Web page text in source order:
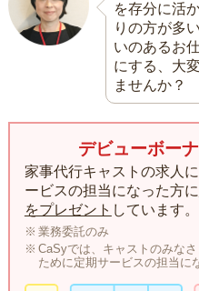
を存分に活
りの方が多
いのあるお
にする、大
ませんか？
デビューボー
家事代行キャストの求人
ービスの担当になった方に
をプレゼント しています。
業務委託のみ
CaSyでは、キャストのみな
ために定期サービスの担当に